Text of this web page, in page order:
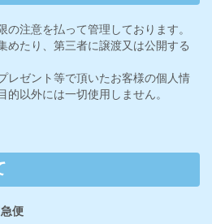
注意を払って管理しております。
めたり、第三者に譲渡又は公開する
レゼント等で頂いたお客様の個人情
以外には一切使用しません。
便